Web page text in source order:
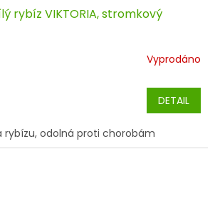
rybíz VIKTORIA, stromkový
Vyprodáno
DETAIL
rybízu, odolná proti chorobám